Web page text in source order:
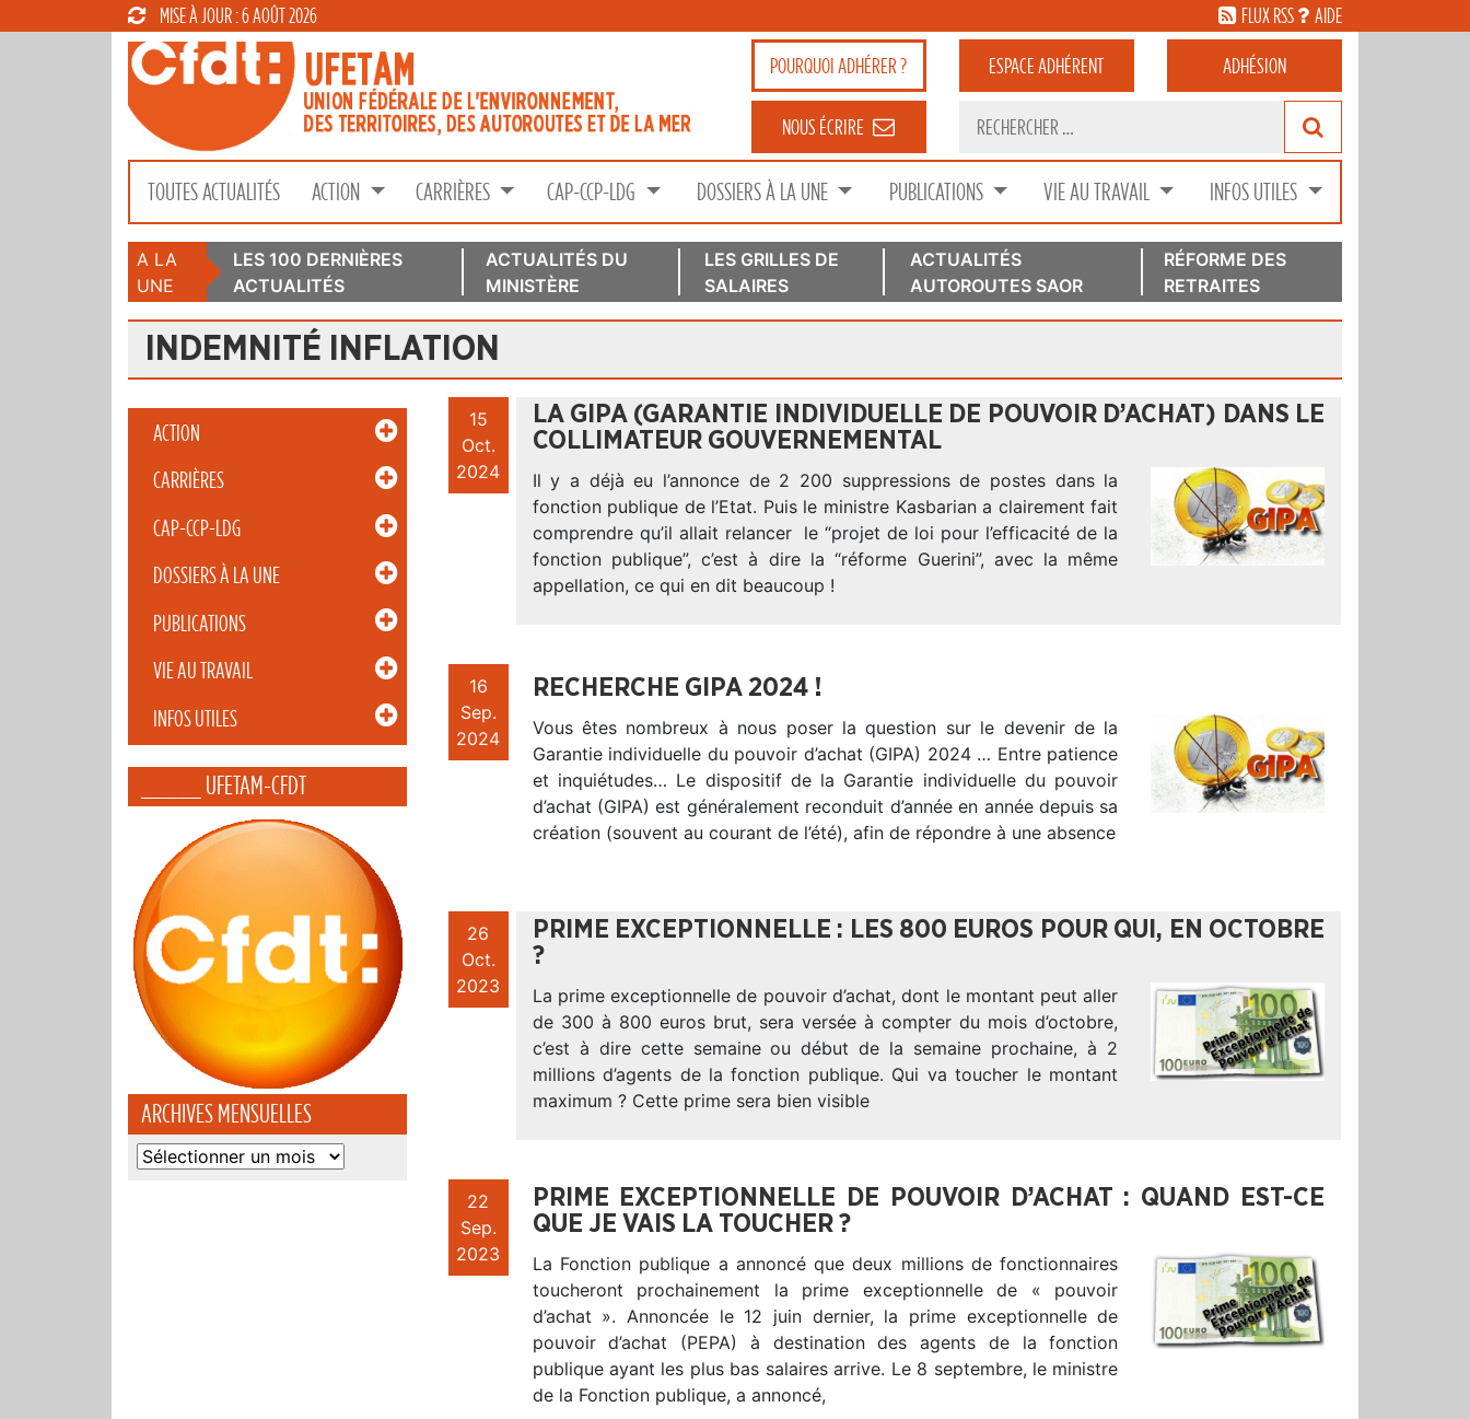
MISE À JOUR : 6 AOÛT 2026 FLUX RSS AIDE
POURQUOIADHÉRER ? ESPACEADHÉRENT ADHÉSION
NOUS ÉCRIRE
TOUTES ACTUALITÉS ACTION CARRIÈRES CAP-CCP-LDG DOSSIERS À LA UNE PUBLICATIONS VIE AU TRAVAIL INFOS UTILES
A LA
UNE
LES 100 DERNIÈRES
ACTUALITÉS
ACTUALITÉS DU
MINISTÈRE
LES GRILLES DE
SALAIRES
ACTUALITÉS
AUTOROUTES SAOR
RÉFORME DES
RETRAITES
INDEMNITÉ INFLATION
ACTION
CARRIÈRES
CAP-CCP-LDG
DOSSIERS À LA UNE
PUBLICATIONS
VIE AU TRAVAIL
INFOS UTILES
_____ UFETAM-CFDT
ARCHIVES MENSUELLES
Archives
15
Oct.
2024
LA GIPA (GARANTIE INDIVIDUELLE DE POUVOIR D’ACHAT) DANS LE
COLLIMATEUR GOUVERNEMENTAL
Il y a déjà eu l’annonce de 2 200 suppressions de postes dans la
fonction publique de l’Etat. Puis le ministre Kasbarian a clairement fait
comprendre qu’il allait relancer le “projet de loi pour l’efficacité de la
fonction publique”, c’est à dire la “réforme Guerini”, avec la même
appellation, ce qui en dit beaucoup !
16
Sep.
2024
RECHERCHE GIPA 2024 !
Vous êtes nombreux à nous poser la question sur le devenir de la
Garantie individuelle du pouvoir d’achat (GIPA) 2024 … Entre patience
et inquiétudes… Le dispositif de la Garantie individuelle du pouvoir
d’achat (GIPA) est généralement reconduit d’année en année depuis sa
création (souvent au courant de l’été), afin de répondre à une absence
26
Oct.
2023
PRIME EXCEPTIONNELLE : LES 800 EUROS POUR QUI, EN OCTOBRE
?
La prime exceptionnelle de pouvoir d’achat, dont le montant peut aller
de 300 à 800 euros brut, sera versée à compter du mois d’octobre,
c’est à dire cette semaine ou début de la semaine prochaine, à 2
millions d’agents de la fonction publique. Qui va toucher le montant
maximum ? Cette prime sera bien visible
22
Sep.
2023
PRIME EXCEPTIONNELLE DE POUVOIR D’ACHAT : QUAND EST-CE
QUE JE VAIS LA TOUCHER ?
La Fonction publique a annoncé que deux millions de fonctionnaires
toucheront prochainement la prime exceptionnelle de « pouvoir
d’achat ». Annoncée le 12 juin dernier, la prime exceptionnelle de
pouvoir d’achat (PEPA) à destination des agents de la fonction
publique ayant les plus bas salaires arrive. Le 8 septembre, le ministre
de la Fonction publique, a annoncé,